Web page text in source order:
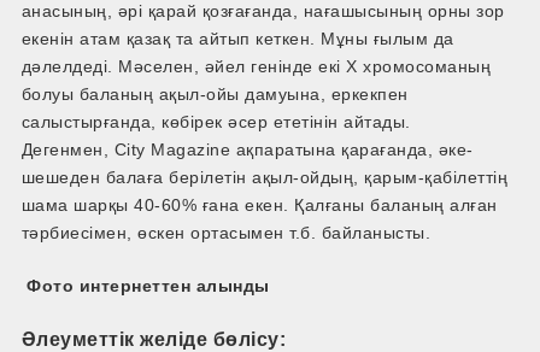
анасының, әрі қарай қозғағанда, нағашысының орны зор
екенін атам қазақ та айтып кеткен. Мұны ғылым да
дәлелдеді. Мәселен, әйел генінде екі Х хромосоманың
болуы баланың ақыл-ойы дамуына, еркекпен
салыстырғанда, көбірек әсер ететінін айтады.
Дегенмен, City Magazine ақпаратына қарағанда, әке-
шешеден балаға берілетін ақыл-ойдың, қарым-қабілеттің
шама шарқы 40-60% ғана екен. Қалғаны баланың алған
тәрбиесімен, өскен ортасымен т.б. байланысты.
Фото интернеттен алынды
Әлеуметтік желіде бөлісу: